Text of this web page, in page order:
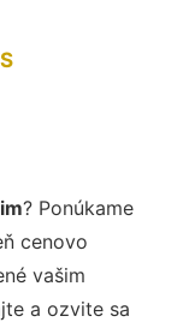
? Ponúkame
cenovo
vašim
a ozvite sa